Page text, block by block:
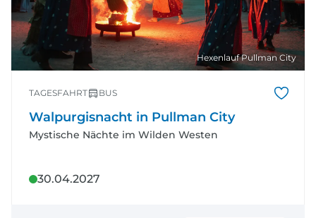
Hexenlauf Pullman City
TAGESFAHRT BUS
Walpurgisnacht in Pullman City
Mystische Nächte im Wilden Westen
30.04.2027